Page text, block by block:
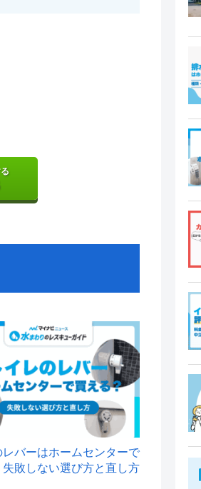
レバーはホームセンターで
失敗しない選び方と直し方